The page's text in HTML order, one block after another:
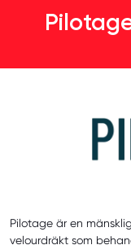
Pilotage är en
velourdräkt som